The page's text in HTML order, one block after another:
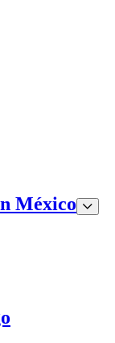
México